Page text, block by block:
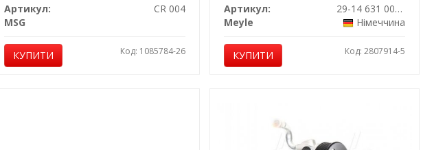
Артикул:
CR 004
MSG
КУПИТИ Код: 1085784-26
Артикул:
29-14 631 0000
Meyle
Німеччина
КУПИТИ Код: 2807914-5